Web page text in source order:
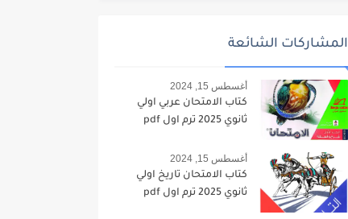
المشاركات الشائعة
أغسطس 15, 2024
كتاب الامتحان عربي اولي
ثانوي 2025 ترم اول pdf
أغسطس 15, 2024
كتاب الامتحان تاريخ اولي
ثانوي 2025 ترم اول pdf